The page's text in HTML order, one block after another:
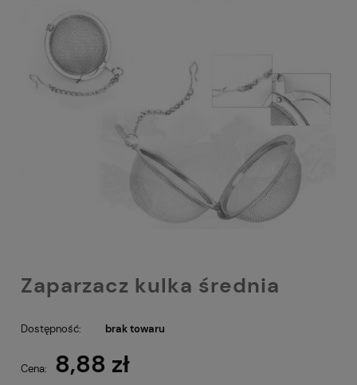
Zaparzacz kulka średnia
Dostępność: brak towaru
Cena: 8,88 zł